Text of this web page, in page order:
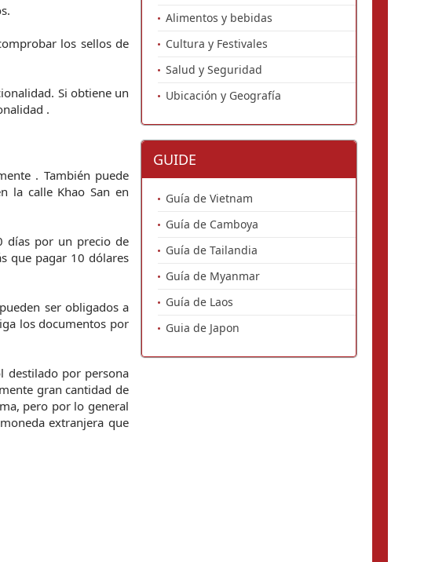
los sellos de
Si obtiene un
.
. También puede
la calle Khao San en
días por un precio de
que pagar 10 dólares
ser obligados a
los documentos por
destilado por persona
gran cantidad de
pero por lo general
extranjera que
Alimentos y bebidas
Cultura y Festivales
Salud y Seguridad
Ubicación y Geografía
GUIDE
Guía de Vietnam
Guía de Camboya
Guía de Tailandia
Guía de Myanmar
Guía de Laos
Guia de Japon